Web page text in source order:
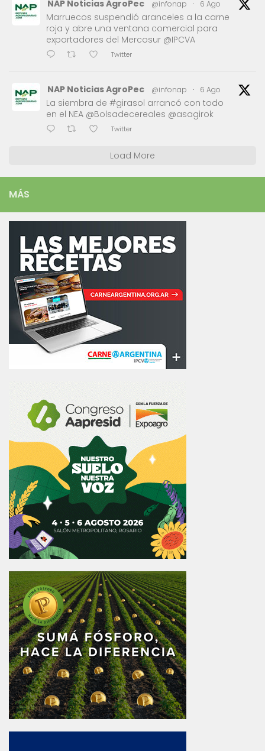
NAP Noticias AgroPec @infonap · 6 Ago
Marruecos suspendió aranceles a la carne
roja y abre una ventana comercial para
exportadores del Mercosur @IPCVA
Twitter
NAP Noticias AgroPec @infonap · 6 Ago
La siembra de #girasol arrancó con todo
en el NEA @Bolsadecereales @asagirok
Twitter
Load More
MÁS